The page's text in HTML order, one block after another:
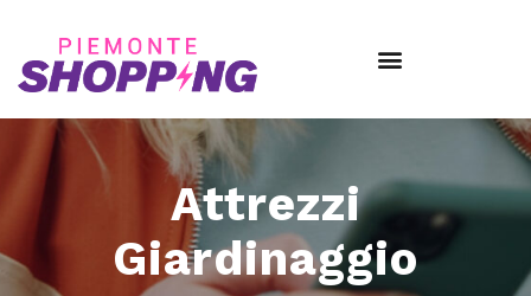
Attrezzi
Giardinaggio